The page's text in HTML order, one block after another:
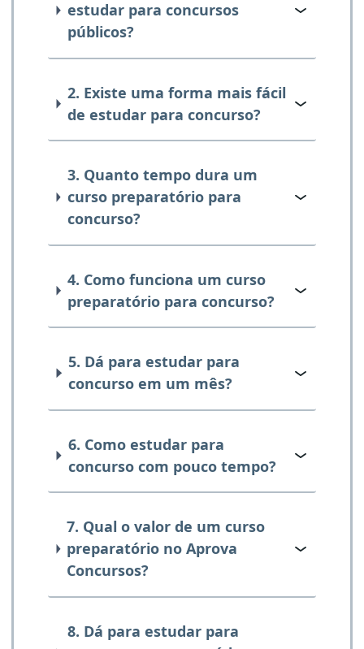
estudar para concursos
públicos?
2. Existe uma forma mais fácil
de estudar para concurso?
3. Quanto tempo dura um
curso preparatório para
concurso?
4. Como funciona um curso
preparatório para concurso?
5. Dá para estudar para
concurso em um mês?
6. Como estudar para
concurso com pouco tempo?
7. Qual o valor de um curso
preparatório no Aprova
Concursos?
8. Dá para estudar para